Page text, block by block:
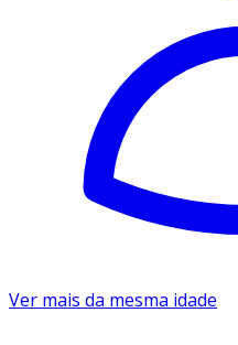
Ver mais da mesma idade